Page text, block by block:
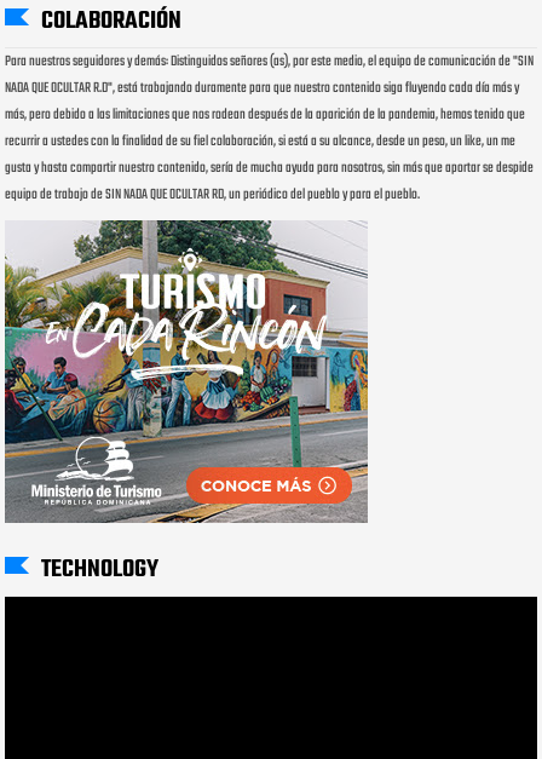
COLABORACIÓN
Para nuestros seguidores y demás: Distinguidos señores (as), por este medio, el equipo de comunicación de "SIN
NADA QUE OCULTAR R.D", está trabajando duramente para que nuestro contenido siga fluyendo cada día más y
más, pero debido a las limitaciones que nos rodean después de la aparición de la pandemia, hemos tenido que
recurrir a ustedes con la finalidad de su fiel colaboración, si está a su alcance, desde un peso, un like, un me
gusta y hasta compartir nuestro contenido, sería de mucha ayuda para nosotros, sin más que aportar se despide
equipo de trabajo de SIN NADA QUE OCULTAR RD, un periódico del pueblo y para el pueblo.
TECHNOLOGY